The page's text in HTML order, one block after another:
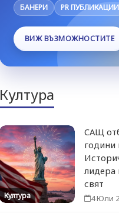
БАНЕРИ PR ПУБЛИКАЦИИ
ВИЖ ВЪЗМОЖНОСТИТЕ
Култура
Култура
САЩ
години
лидера
свят
4 Юли